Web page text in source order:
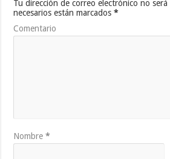
Tu dirección de correo electrónico no será
necesarios están marcados*
Comentario
Nombre*